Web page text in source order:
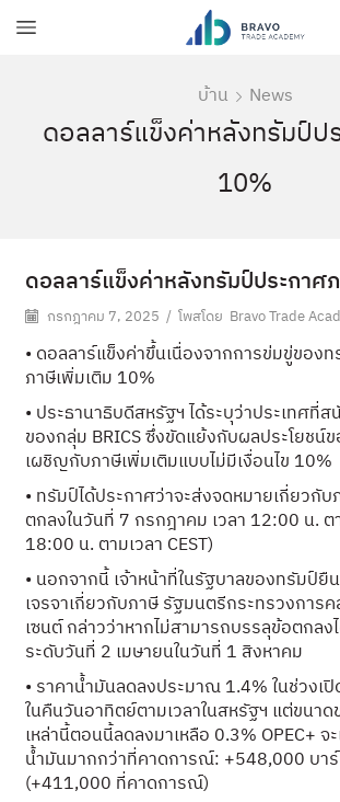
บ้าน News
ดอลลาร์แข็งค่าหลังทรัมป์ป
10%
ดอลลาร์แข็งค่าหลังทรัมป์ประกาศ
กรกฎาคม 7, 2025 / โพสโดย Bravo Trade
• ดอลลาร์แข็งค่าขึ้นเนื่องจากการข่มขู่ของท
ภาษีเพิ่มเติม 10%
• ประธานาธิบดีสหรัฐฯ ได้ระบุว่าประเทศที่
ของกลุ่ม BRICS ซึ่งขัดแย้งกับผลประโยชน์
เผชิญกับภาษีเพิ่มเติมแบบไม่มีเงื่อนไข 10%
• ทรัมป์ได้ประกาศว่าจะส่งจดหมายเกี่ยวกั
ตกลงในวันที่ 7 กรกฎาคม เวลา 12:00 น. ตา
18:00 น. ตามเวลา CEST)
• นอกจากนี้ เจ้าหน้าที่ในรัฐบาลของทรัมป์
เจรจาเกี่ยวกับภาษี รัฐมนตรีกระทรวงการ
เซนต์ กล่าวว่าหากไม่สามารถบรรลุข้อตกล
ระดับวันที่ 2 เมษายนในวันที่ 1 สิงหาคม
• ราคาน้ำมันลดลงประมาณ 1.4% ในช่วงเ
ในคืนวันอาทิตย์ตามเวลาในสหรัฐฯ แต่ขนา
เหล่านี้ตอนนี้ลดลงมาเหลือ 0.3% OPEC+
น้ำมันมากกว่าที่คาดการณ์: +548,000 บา
(+411,000 ที่คาดการณ์)